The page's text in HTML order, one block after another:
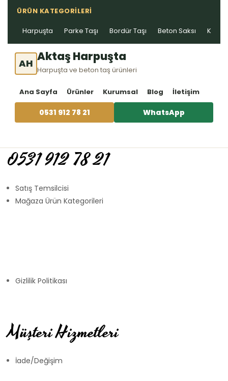
ÜRÜN KATEGORILERI
Harpuşta Parke Taşı Bordür Taşı Beton Saksı Kablo
AH Aktaş Harpuşta
Harpuşta ve beton taş ürünleri
Ana Sayfa Ürünler Kurumsal Blog İletişim
0531 912 78 21 WhatsApp
0531 912 78 21
Satış Temsilcisi
Mağaza Ürün Kategorileri
Gizlilik Politikası
Müşteri Hizmetleri
İade/Değişim